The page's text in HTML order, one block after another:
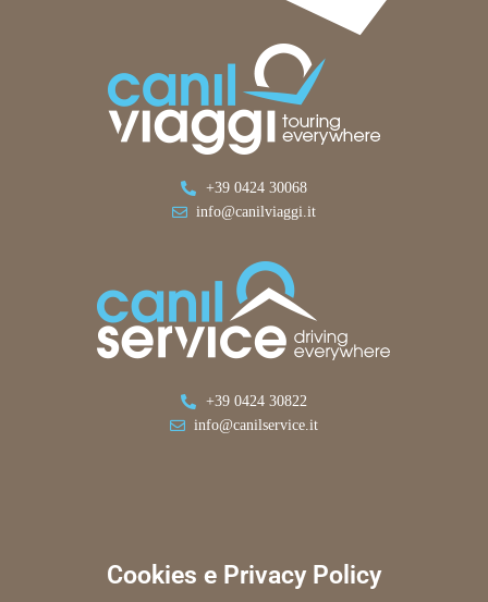
+39 0424 30068
info@canilviaggi.it
+39 0424 30822
info@canilservice.it
Cookies e Privacy Policy